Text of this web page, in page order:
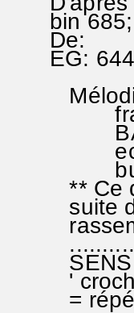
bin 685;
De:
EG:
but
** Ce
suite
SENS
'
=